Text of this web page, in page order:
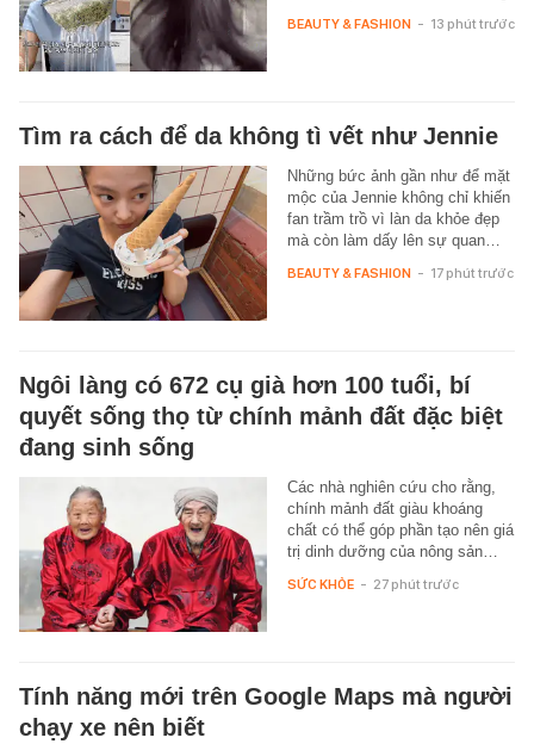
BEAUTY & FASHION - 13 phút trước
Tìm ra cách để da không tì vết như Jennie
Những bức ảnh gần như để mặt
mộc của Jennie không chỉ khiến
fan trầm trồ vì làn da khỏe đẹp
mà còn làm dấy lên sự quan…
BEAUTY & FASHION - 17 phút trước
Ngôi làng có 672 cụ già hơn 100 tuổi, bí
quyết sống thọ từ chính mảnh đất đặc biệt
đang sinh sống
Các nhà nghiên cứu cho rằng,
chính mảnh đất giàu khoáng
chất có thể góp phần tạo nên giá
trị dinh dưỡng của nông sản…
SỨC KHỎE - 27 phút trước
Tính năng mới trên Google Maps mà người
chạy xe nên biết